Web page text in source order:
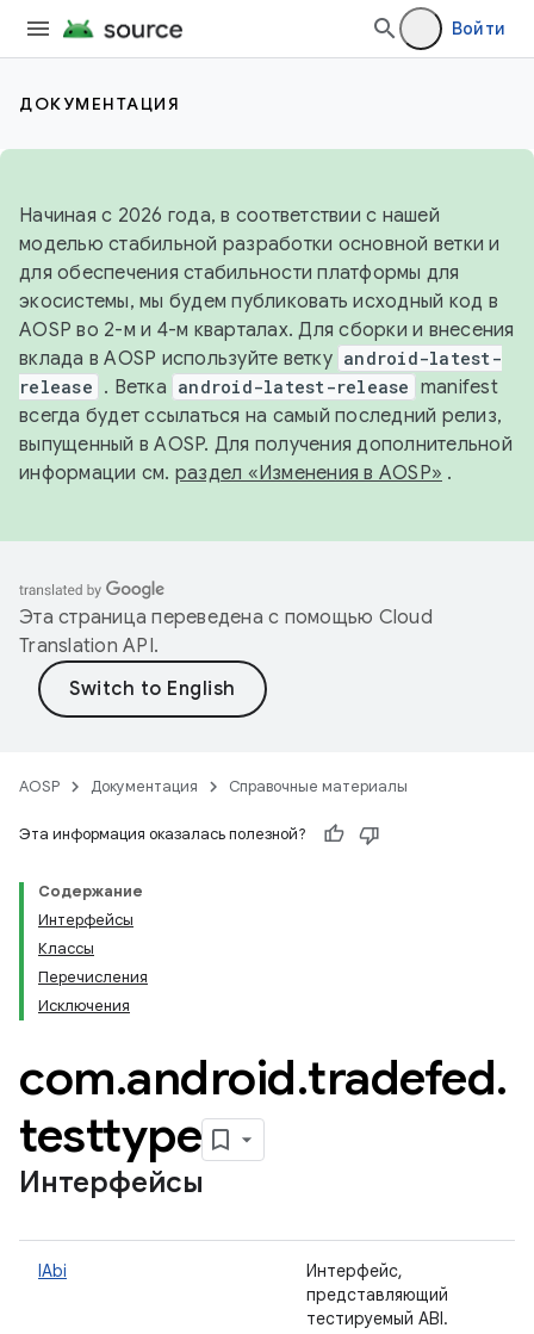
Войти
ДОКУМЕНТАЦИЯ
Начиная с 2026 года, в соответствии с нашей
моделью стабильной разработки основной ветки и
для обеспечения стабильности платформы для
экосистемы, мы будем публиковать исходный код в
AOSP во 2-м и 4-м кварталах. Для сборки и внесения
вклада в AOSP используйте ветку android-latest-
release . Ветка android-latest-release manifest
всегда будет ссылаться на самый последний релиз,
выпущенный в AOSP. Для получения дополнительной
информации см. раздел «Изменения в AOSP» .
Эта страница переведена с помощью Cloud
Translation API.
AOSP Документация Справочные материалы
Эта информация оказалась полезной?
Содержание
Интерфейсы
Классы
Перечисления
Исключения
com.android.tradefed.
testtype
Интерфейсы
IAbi
Интерфейс,
представляющий
тестируемый ABI.